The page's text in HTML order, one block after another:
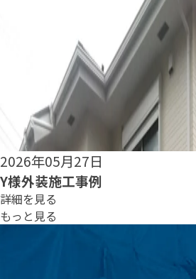
2026年05月25日
S様外装施工事例
詳細を見る
もっと見る